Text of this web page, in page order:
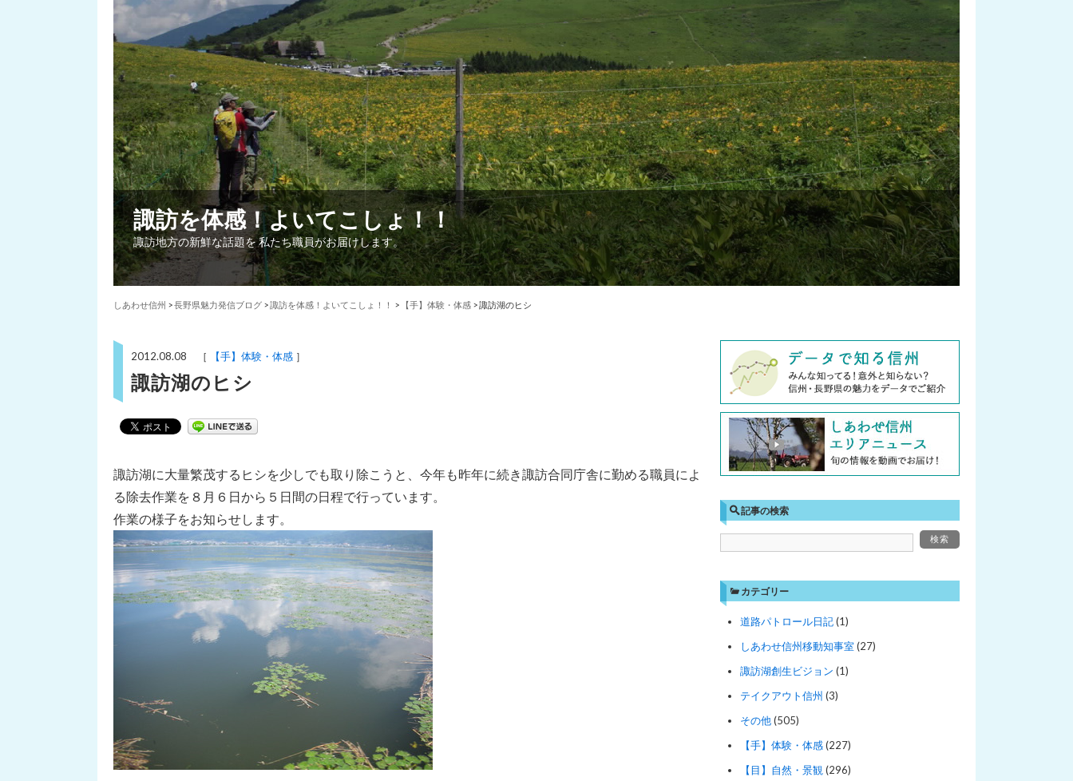
諏訪を体感！よいてこしょ！！
諏訪地方の新鮮な話題を 私たち職員がお届けします。
しあわせ信州 >長野県魅力発信ブログ >諏訪を体感！よいてこしょ！！ > 【手】体験・体感 >諏訪湖のヒシ
2012.08.08 ［ 【手】体験・体感 ］
諏訪湖のヒシ
諏訪湖に大量繁茂するヒシを少しでも取り除こうと、今年も昨年に続き諏訪合同庁舎に勤める職員によ
る除去作業を８月６日から５日間の日程で行っています。
作業の様子をお知らせします。
記事の検索
カテゴリー
道路パトロール日記(1)
しあわせ信州移動知事室(27)
諏訪湖創生ビジョン (1)
テイクアウト信州 (3)
その他(505)
【手】体験・体感(227)
【目】自然・景観 (296)